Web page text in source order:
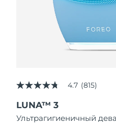
4.7
of
5
stars,
4.7 (815)
LUNA™ 3
Ультрагигиеничный